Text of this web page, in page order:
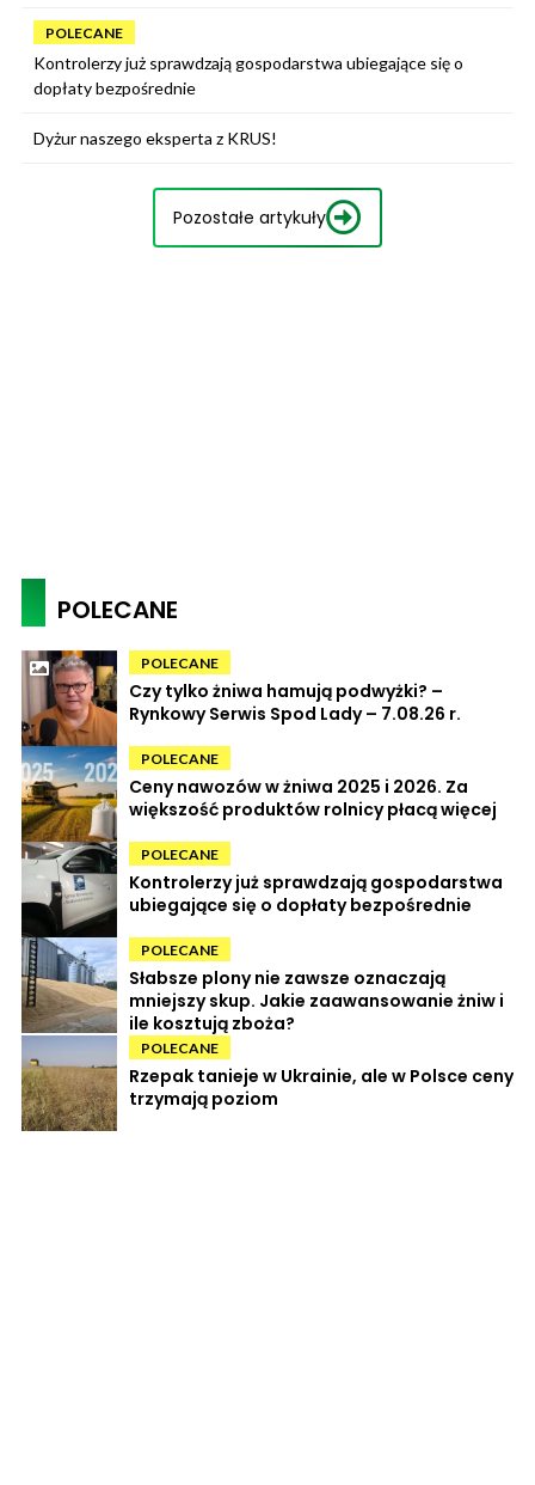
POLECANE
Kontrolerzy już sprawdzają gospodarstwa ubiegające się o
dopłaty bezpośrednie
Dyżur naszego eksperta z KRUS!
Pozostałe artykuły
POLECANE
POLECANE
Czy tylko żniwa hamują podwyżki? –
Rynkowy Serwis Spod Lady – 7.08.26 r.
POLECANE
Ceny nawozów w żniwa 2025 i 2026. Za
większość produktów rolnicy płacą więcej
POLECANE
Kontrolerzy już sprawdzają gospodarstwa
ubiegające się o dopłaty bezpośrednie
POLECANE
Słabsze plony nie zawsze oznaczają
mniejszy skup. Jakie zaawansowanie żniw i
ile kosztują zboża?
POLECANE
Rzepak tanieje w Ukrainie, ale w Polsce ceny
trzymają poziom